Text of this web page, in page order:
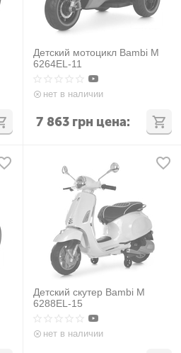
Детский мотоцикл Bambi M
6264EL-11
нет в наличии
7 863 грн цена:
Детский скутер Bambi M
6288EL-15
нет в наличии